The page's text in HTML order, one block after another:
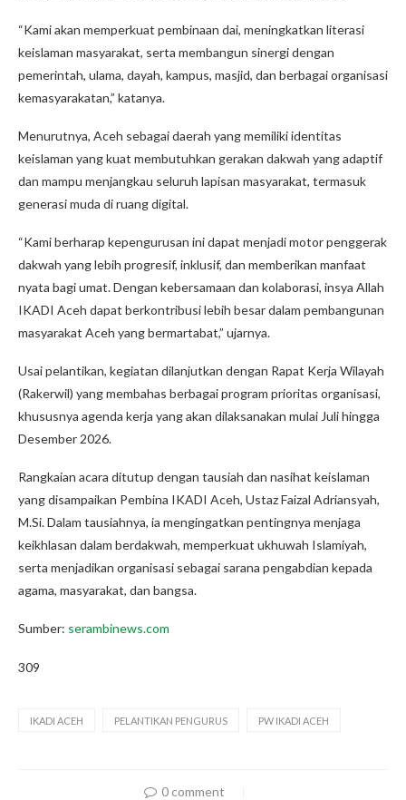
“Kami akan memperkuat pembinaan dai, meningkatkan literasi
keislaman masyarakat, serta membangun sinergi dengan
pemerintah, ulama, dayah, kampus, masjid, dan berbagai organisasi
kemasyarakatan,” katanya.
Menurutnya, Aceh sebagai daerah yang memiliki identitas
keislaman yang kuat membutuhkan gerakan dakwah yang adaptif
dan mampu menjangkau seluruh lapisan masyarakat, termasuk
generasi muda di ruang digital.
“Kami berharap kepengurusan ini dapat menjadi motor penggerak
dakwah yang lebih progresif, inklusif, dan memberikan manfaat
nyata bagi umat. Dengan kebersamaan dan kolaborasi, insya Allah
IKADI Aceh dapat berkontribusi lebih besar dalam pembangunan
masyarakat Aceh yang bermartabat,” ujarnya.
Usai pelantikan, kegiatan dilanjutkan dengan Rapat Kerja Wilayah
(Rakerwil) yang membahas berbagai program prioritas organisasi,
khususnya agenda kerja yang akan dilaksanakan mulai Juli hingga
Desember 2026.
Rangkaian acara ditutup dengan tausiah dan nasihat keislaman
yang disampaikan Pembina IKADI Aceh, Ustaz Faizal Adriansyah,
M.Si. Dalam tausiahnya, ia mengingatkan pentingnya menjaga
keikhlasan dalam berdakwah, memperkuat ukhuwah Islamiyah,
serta menjadikan organisasi sebagai sarana pengabdian kepada
agama, masyarakat, dan bangsa.
Sumber: serambinews.com
309
IKADI ACEH PELANTIKAN PENGURUS PW IKADI ACEH
0 comment